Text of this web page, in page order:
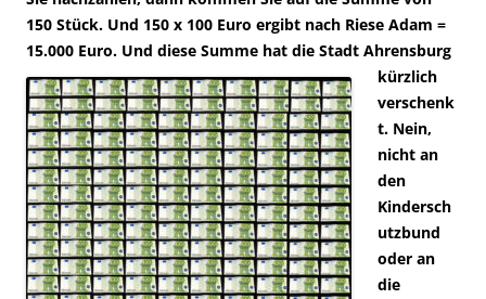
150 Stück. Und 150 x 100 Euro ergibt nach Riese Adam =
15.000 Euro. Und diese Summe hat die Stadt Ahrensburg
kürzlich
verschenk
t. Nein,
nicht an
den
Kindersch
utzbund
oder an
die